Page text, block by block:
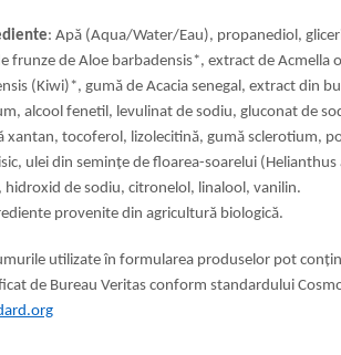
: Apă (Aqua/Water/Eau), propanediol,
frunze de Aloe barbadensis*, extract de Acmella
(Kiwi)*, gumă de Acacia senegal, extract din
alcool fenetil, levulinat de sodiu, gluconat de
xantan, tocoferol, lizolecitină, gumă sclerotium,
ulei din semințe de floarea-soarelui
hidroxid de sodiu, citronelol, linalool, vanilin.
provenite din agricultură biologică.
utilizate în formularea produselor pot
de Bureau Veritas conform standardului